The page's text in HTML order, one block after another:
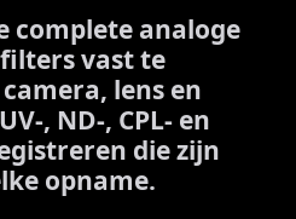
complete analoge
vast te
lens en
, ND-, CPL- en
die zijn
opname.